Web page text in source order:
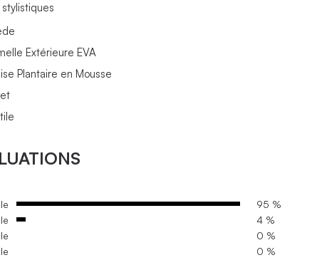
Extérieure EVA
Plantaire en Mousse
95 %
4 %
0 %
0 %